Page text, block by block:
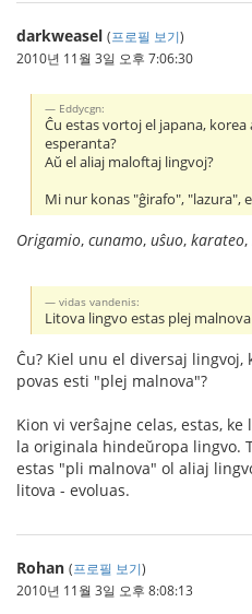
darkweasel (프로필 보기)
2010년 11월 3일 오후 7:06:30
Eddycgn:
Ĉu estas vortoj el japana,
esperanta?
Aŭ el aliaj maloftaj lingvoj?
Mi nur konas "ĝirafo", "lazura",
Origamio, cunamo, uŝuo, karateo,
vidas vandenis:
Litova lingvo estas plej
Ĉu? Kiel unu el diversaj
povas esti "plej malnova"?
Kion vi verŝajne celas, estas,
la originala hindeŭropa lingvo.
estas "pli malnova" ol aliaj
litova - evoluas.
Rohan (프로필 보기)
2010년 11월 3일 오후 8:08:13